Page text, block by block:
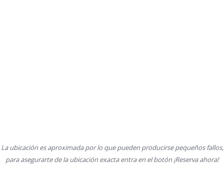
La ubicación es aproximada por lo que pueden producirse pequeños fallos,
para asegurarte de la ubicación exacta entra en el botón ¡Reserva ahora!